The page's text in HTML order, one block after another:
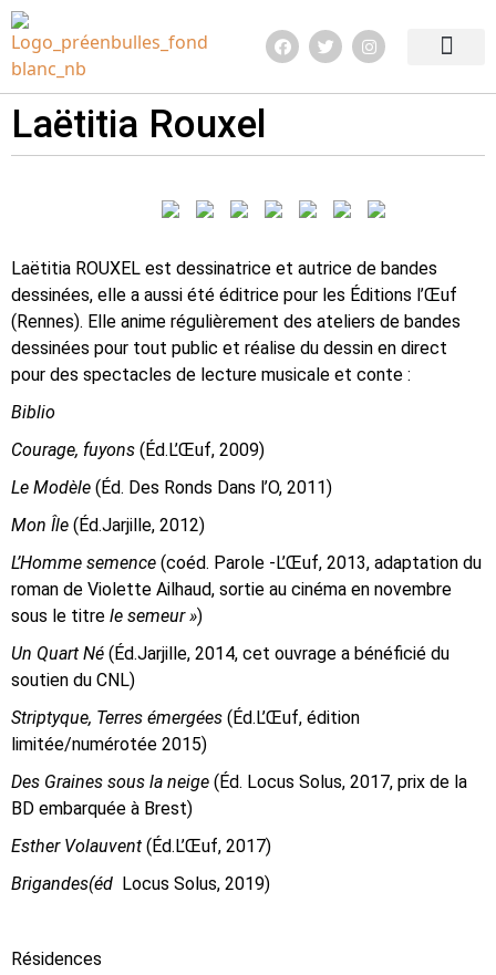
Laëtitia Rouxel
Laëtitia ROUXEL est dessinatrice et autrice de bandes
dessinées, elle a aussi été éditrice pour les Éditions l’Œuf
(Rennes). Elle anime régulièrement des ateliers de bandes
dessinées pour tout public et réalise du dessin en direct
pour des spectacles de lecture musicale et conte :
Biblio
Courage, fuyons (Éd.L’Œuf, 2009)
Le Modèle (Éd. Des Ronds Dans l’O, 2011)
Mon Île (Éd.Jarjille, 2012)
L’Homme semence (coéd. Parole -L’Œuf, 2013, adaptation du
roman de Violette Ailhaud, sortie au cinéma en novembre
sous le titre le semeur »)
Un Quart Né (Éd.Jarjille, 2014, cet ouvrage a bénéficié du
soutien du CNL)
Striptyque, Terres émergées (Éd.L’Œuf, édition
limitée/numérotée 2015)
Des Graines sous la neige (Éd. Locus Solus, 2017, prix de la
BD embarquée à Brest)
Esther Volauvent (Éd.L’Œuf, 2017)
Brigandes(éd Locus Solus, 2019)
Résidences